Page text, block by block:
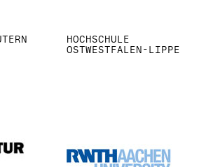
HOCHSCHULE
OSTWESTFALEN-LIPPE